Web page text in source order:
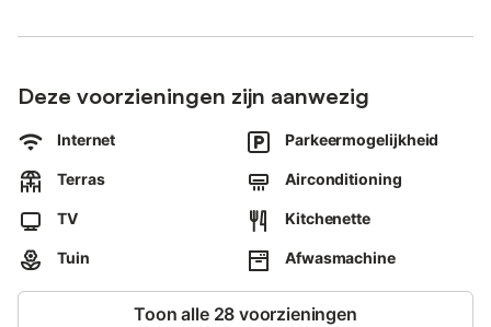
Deze voorzieningen zijn aanwezig
Internet Parkeermogelijkheid
Terras Airconditioning
TV Kitchenette
Tuin Afwasmachine
Toon alle 28 voorzieningen